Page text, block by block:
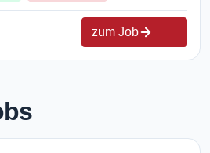
zum Job